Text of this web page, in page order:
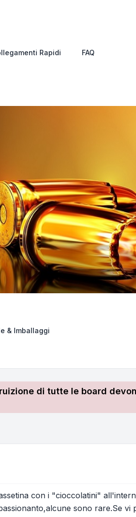
Rapidi FAQ
& Imballaggi
di tutte le board
con i "cioccolatini"
sono rare.Se vi